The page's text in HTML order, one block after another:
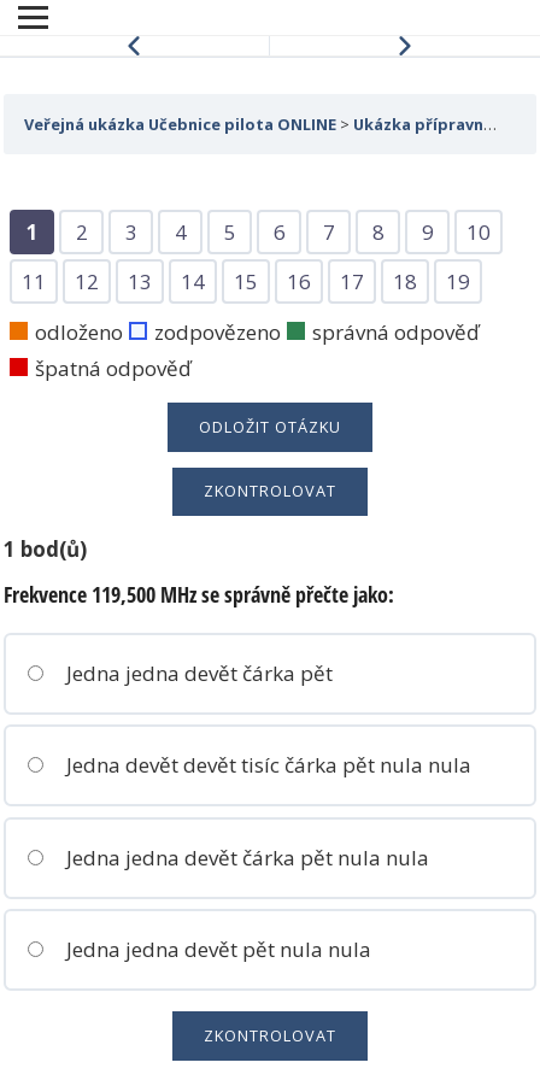
Veřejná ukázka Učebnice pilota ONLINE Ukázka přípravných testů pro zkoušky na ÚCL/LAA
1 2 3 4 5 6 7 8 9
10
11
12 13 14 15 16 17 18
19
odloženo
zodpovězeno
správná odpověď
špatná odpověď
1 bod(ů)
Frekvence 119,500 MHz se správně přečte jako:
Jedna jedna devět čárka pět
Jedna devět devět tisíc čárka pět nula nula
Jedna jedna devět čárka pět nula nula
Jedna jedna devět pět nula nula